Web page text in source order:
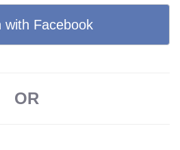
with Facebook
OR